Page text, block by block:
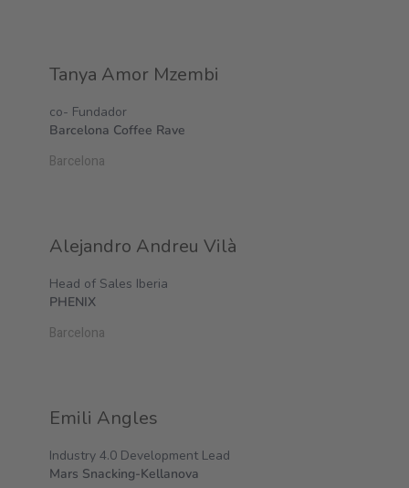
Tanya Amor Mzembi
co- Fundador
Barcelona Coffee Rave
Barcelona
Alejandro Andreu Vilà
Head of Sales Iberia
PHENIX
Barcelona
Emili Angles
Industry 4.0 Development Lead
Mars Snacking-Kellanova